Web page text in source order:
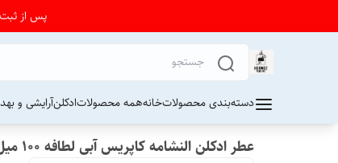
پس از ثبت سفارش از 24 تا 72 ساعت برای دریافت کد
دسته‌بندی محصولاتخانههمه محصولاتادکلنآرایشی و
عطر ادکلن النشامه کاپریس آبی لطافه ۱۰۰ میل اصل